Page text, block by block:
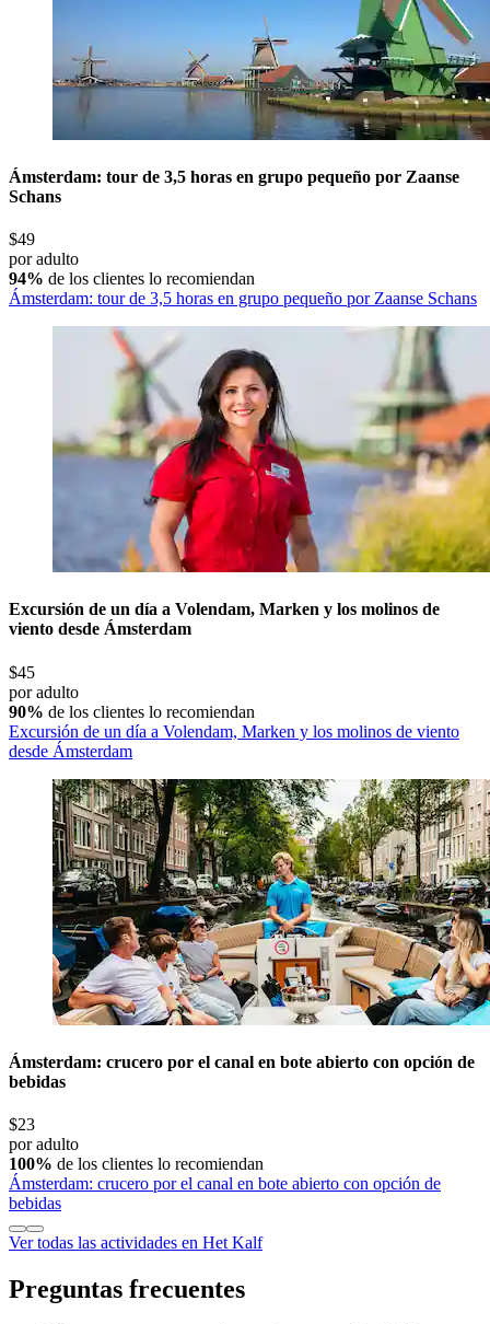
Ámsterdam: tour de 3,5 horas en grupo pequeño por Zaanse
Schans
$49
por adulto
94% de los clientes lo recomiendan
Ámsterdam: tour de 3,5 horas en grupo pequeño por Zaanse Schans
Excursión de un día a Volendam, Marken y los molinos de
viento desde Ámsterdam
$45
por adulto
90% de los clientes lo recomiendan
Excursión de un día a Volendam, Marken y los molinos de viento
desde Ámsterdam
Ámsterdam: crucero por el canal en bote abierto con opción de
bebidas
$23
por adulto
100% de los clientes lo recomiendan
Ámsterdam: crucero por el canal en bote abierto con opción de
bebidas
Ver todas las actividades en Het Kalf
Preguntas frecuentes